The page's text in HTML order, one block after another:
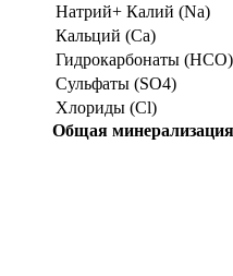
Натрий+ Калий (Na)
Кальций (Ca)
Гидрокарбонаты (HCO)
Сульфаты (SO4)
Хлориды (Cl)
Общая минерализация